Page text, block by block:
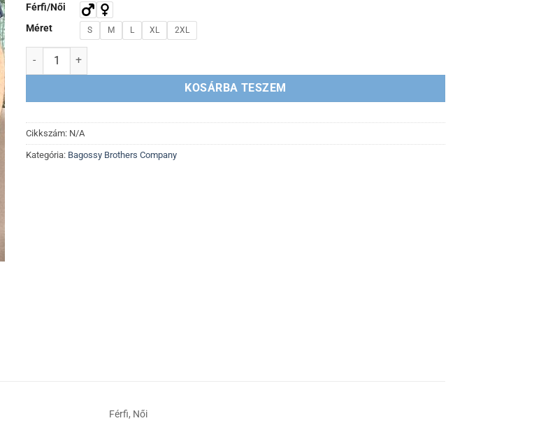
Férfi/Női
Méret
S M L XL 2XL
Csillag az égen - Férfi és női póló mennyiség
KOSÁRBA TESZEM
Cikkszám: N/A
Kategória: Bagossy Brothers Company
Férfi, Női